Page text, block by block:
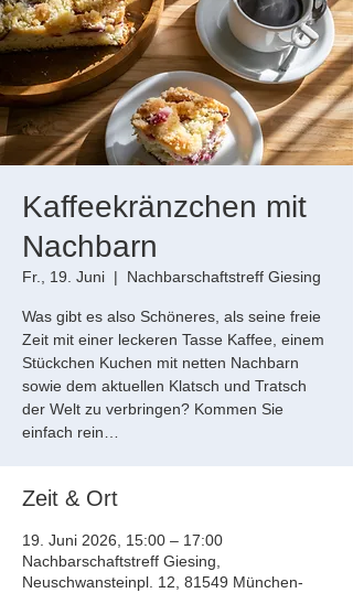
Kaffeekränzchen mit
Nachbarn
Fr., 19. Juni
  |
Nachbarschaftstreff Giesing
Was gibt es also Schöneres, als seine freie
Zeit mit einer leckeren Tasse Kaffee, einem
Stückchen Kuchen mit netten Nachbarn
sowie dem aktuellen Klatsch und Tratsch
der Welt zu verbringen? Kommen Sie
einfach rein…
Zeit & Ort
19. Juni 2026, 15:00 – 17:00
Nachbarschaftstreff Giesing,
Neuschwansteinpl. 12, 81549 München-